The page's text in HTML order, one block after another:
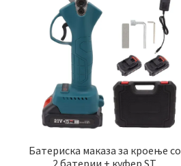
Батериска маказа за кроење со